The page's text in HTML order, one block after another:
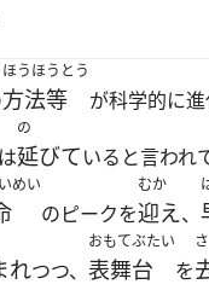
ほうほうとう
方法等 が科学的に
は
の
延びていると言われ
めい
のピークを
むか
迎え、
れつつ、
おもてぶたい
表舞台 を
さ